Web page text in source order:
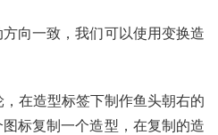
向一致，我们可以使用变换造
在造型标签下制作鱼头朝右的
标复制一个造型，在复制的造